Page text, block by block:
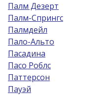
Палм Дезерт
Палм-Спрингс
Палмдейл
Пало-Альто
Пасадина
Пасо Роблс
Паттерсон
Пауэй